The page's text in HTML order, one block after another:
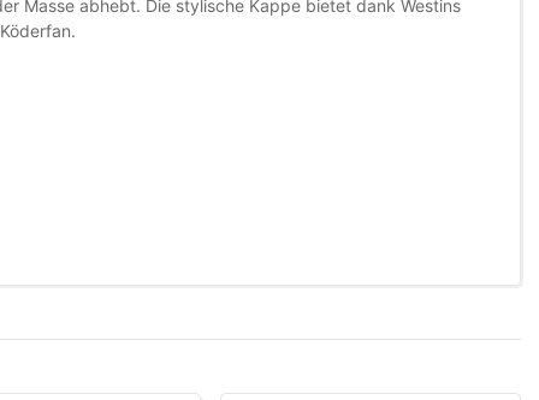
Masse abhebt. Die stylische Kappe bietet dank Westins